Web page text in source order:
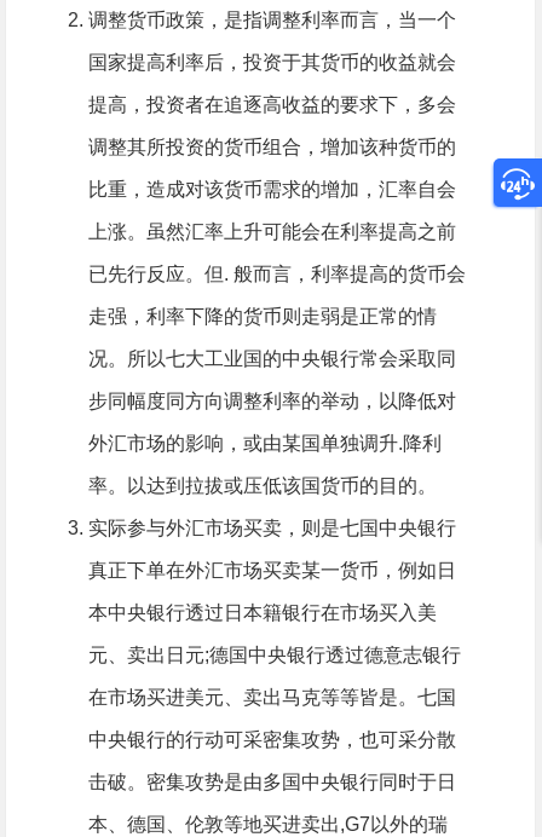
调整货币政策，是指调整利率而言，当一个
国家提高利率后，投资于其货币的收益就会
提高，投资者在追逐高收益的要求下，多会
调整其所投资的货币组合，增加该种货币的
比重，造成对该货币需求的增加，汇率自会
上涨。虽然汇率上升可能会在利率提高之前
已先行反应。但. 般而言，利率提高的货币会
走强，利率下降的货币则走弱是正常的情
况。所以七大工业国的中央银行常会采取同
步同幅度同方向调整利率的举动，以降低对
外汇市场的影响，或由某国单独调升.降利
率。以达到拉拔或压低该国货币的目的。
实际参与外汇市场买卖，则是七国中央银行
真正下单在外汇市场买卖某一货币，例如日
本中央银行透过日本籍银行在市场买入美
元、卖出日元;德国中央银行透过德意志银行
在市场买进美元、卖出马克等等皆是。七国
中央银行的行动可采密集攻势，也可采分散
击破。密集攻势是由多国中央银行同时于日
本、德国、伦敦等地买进卖出,G7以外的瑞